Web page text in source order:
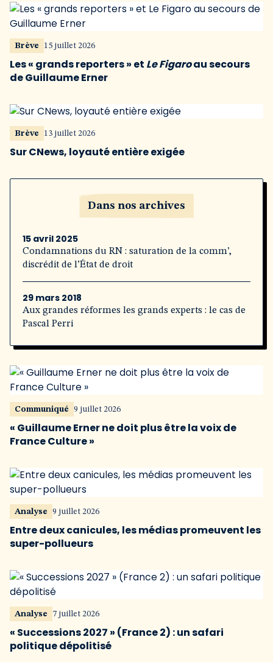
Brève 15 juillet 2026
Les « grands reporters » et Le Figaroau secours
de Guillaume Erner
Brève 13 juillet 2026
Sur CNews, loyauté entière exigée
Dans nos archives
15 avril 2025
Condamnations du RN : saturation de la comm’,
discrédit de l’État de droit
29 mars 2018
Aux grandes réformes les grands experts : le cas de
Pascal Perri
Communiqué 9 juillet 2026
« Guillaume Erner ne doit plus être la voix de
France Culture »
Analyse 9 juillet 2026
Entre deux canicules, les médias promeuvent les
super-pollueurs
Analyse 7 juillet 2026
« Successions 2027 » (France 2) : un safari
politique dépolitisé